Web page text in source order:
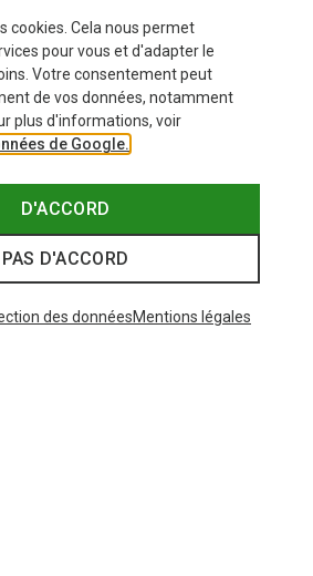
Helinox
Chaise de camping One (Re)
113,95 €
cookies. Cela nous permet
pour vous et d'adapter le
Votre consentement peut
de vos données, notamment
plus d'informations, voir
de Google.
D'ACCORD
PAS D'ACCORD
des donnéesMentions légales